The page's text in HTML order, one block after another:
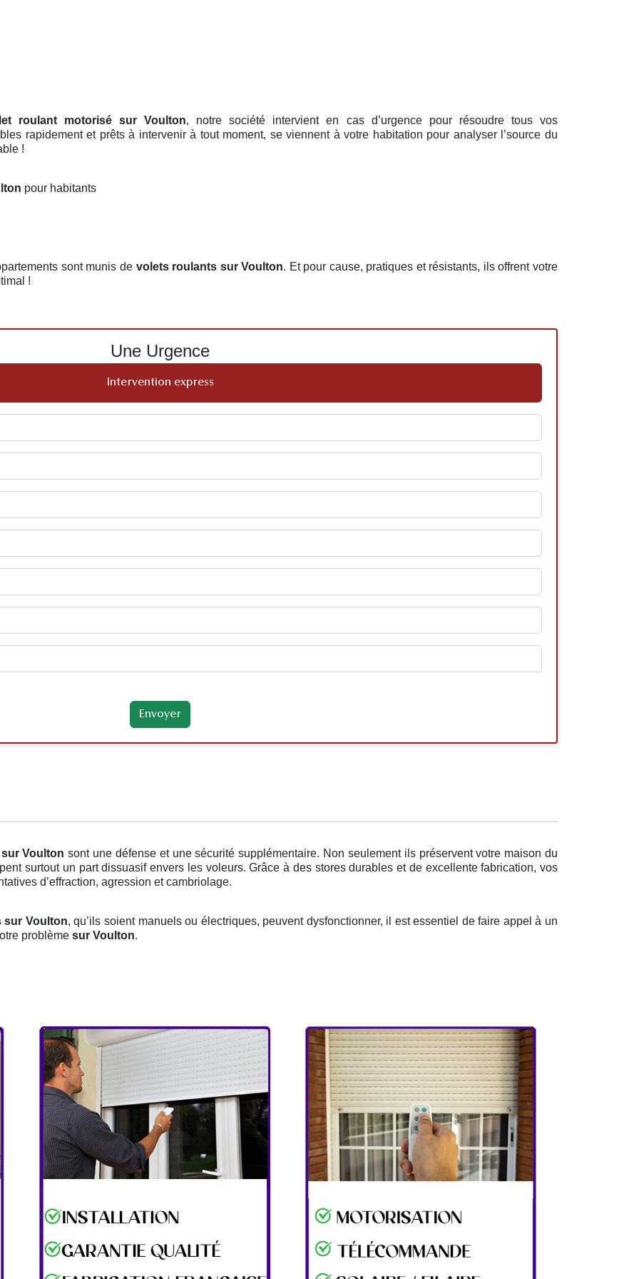
roulant motorisé sur Voulton, notre société intervient en cas d’urgence pour résoudre tous vos
rapidement et prêts à intervenir à tout moment, se viennent à votre habitation pour analyser l’source du
!
pour habitants
sont munis de volets roulants sur Voulton. Et pour cause, pratiques et résistants, ils offrent votre
!
Une Urgence
Intervention express
sur Voultonsont une défense et une sécurité supplémentaire. Non seulement ils préservent votre maison du
surtout un part dissuasif envers les voleurs. Grâce à des stores durables et de excellente fabrication, vos
d’effraction, agression et cambriolage.
sur Voulton, qu’ils soient manuels ou électriques, peuvent dysfonctionner, il est essentiel de faire appel à un
problème sur Voulton.